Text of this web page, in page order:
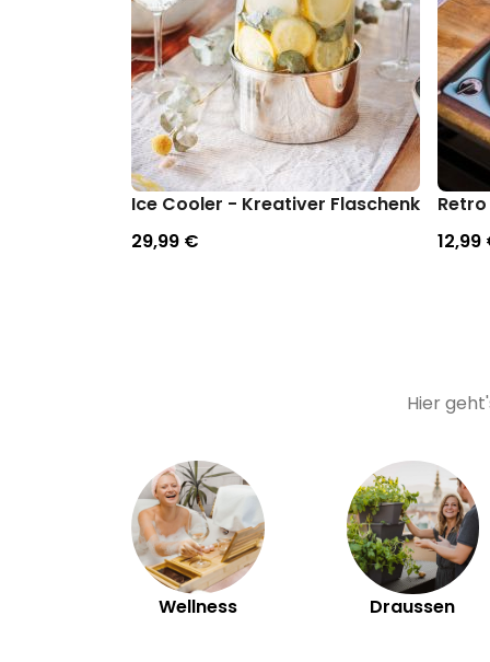
Ice Cooler - Kreativer Flaschenkühler
29,99 €
12,99
Hier
Wellness Draussen